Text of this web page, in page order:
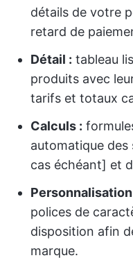
détails de votre
retard de
Détail : tableau
produits avec
tarifs et totaux
Calculs :
automatique
cas échéant] et
Personnalisation
polices de
disposition afin
marque.